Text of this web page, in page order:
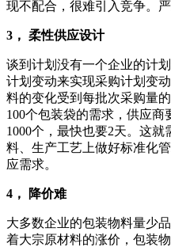
现不配合，很难引入竞争。
3， 柔性供应设计
谈到计划没有一个企业的计
计划变动来实现采购计划变
料的变化受到每批次采购量
100个包装袋的需求，供应
1000个，最快也要2天。这
料、生产工艺上做好标准化
应需求。
4， 降价难
大多数企业的包装物料量少
着大宗原材料的涨价，包装